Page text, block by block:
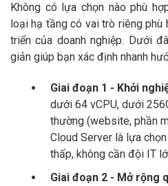
Không có lựa chọn nào phù
loại hạ tầng có vai trò riêng
triển của doanh nghiệp. Dưới
giản giúp bạn xác định nhanh
Giai đoạn 1 - Khởi
dưới 64 vCPU, dưới
thường (website, phần
Cloud Server là lựa
thấp, không cần đội IT
Giai đoạn 2 - Mở rộng